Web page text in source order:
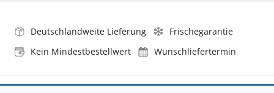
Deutschlandweite Lieferung
Frischegarantie
Kein Mindestbestellwert
Wunschliefertermin